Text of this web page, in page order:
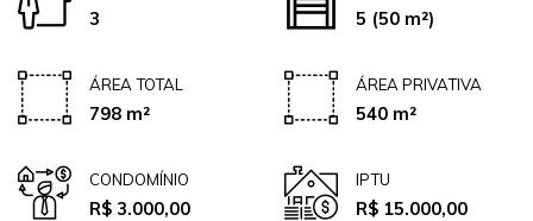
3 5 (50 m²)
ÁREA TOTAL
798 m²
ÁREA PRIVATIVA
540 m²
CONDOMÍNIO
R$ 3.000,00
IPTU
R$ 15.000,00